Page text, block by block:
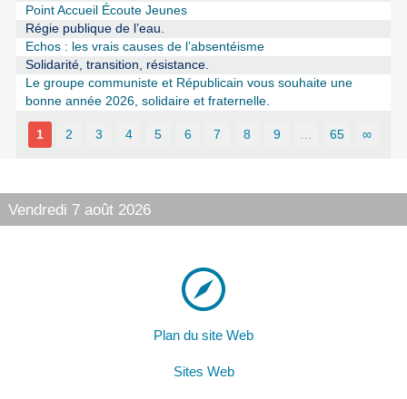
Point Accueil Écoute Jeunes
Régie publique de l’eau.
Echos : les vrais causes de l’absentéisme
Solidarité, transition, résistance.
Le groupe communiste et Républicain vous souhaite une
bonne année 2026, solidaire et fraternelle.
1 2 3 4 5 6 7 8 9 65 ∞
Vendredi 7 août 2026
Plan du site Web
Sites Web